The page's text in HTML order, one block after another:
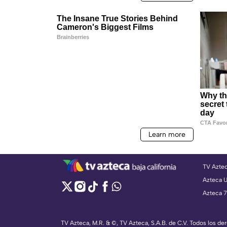
TV
Azteca
Azteca 7
TV Azteca, M.R. & ©, TV Azteca, S.A.B. de C.V. Todos los